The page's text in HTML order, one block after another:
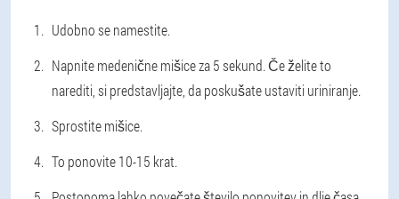
Udobno se namestite.
Napnite medenične mišice za 5 sekund. Če želite to
narediti, si predstavljajte, da poskušate ustaviti uriniranje.
Sprostite mišice.
To ponovite 10-15 krat.